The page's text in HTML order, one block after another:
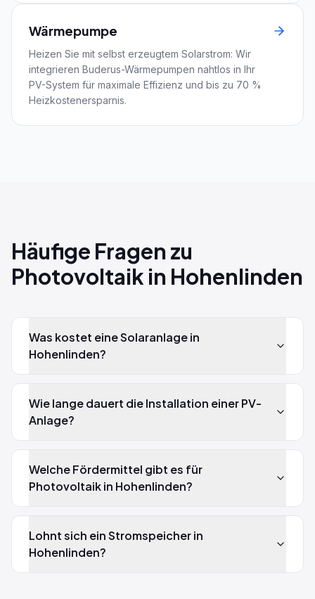
Wärmepumpe
Heizen Sie mit selbst erzeugtem Solarstrom: Wir
integrieren Buderus-Wärmepumpen nahtlos in Ihr
PV-System für maximale Effizienz und bis zu 70 %
Heizkostenersparnis.
Häufige Fragen zu
Photovoltaik in Hohenlinden
Was kostet eine Solaranlage in
Hohenlinden?
Wie lange dauert die Installation einer PV-
Anlage?
Welche Fördermittel gibt es für
Photovoltaik in Hohenlinden?
Lohnt sich ein Stromspeicher in
Hohenlinden?